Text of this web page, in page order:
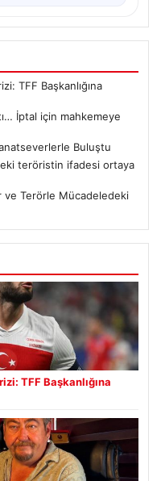
TFF Başkanlığına
İptal için mahkemeye
Buluştu
teröristin ifadesi ortaya
ve Terörle Mücadeledeki
TFF Başkanlığına